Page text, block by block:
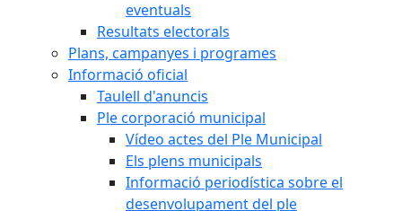
eventuals
Resultats electorals
Plans, campanyes i programes
Informació oficial
Taulell d'anuncis
Ple corporació municipal
Vídeo actes del Ple Municipal
Els plens municipals
Informació periodística sobre el
desenvolupament del ple